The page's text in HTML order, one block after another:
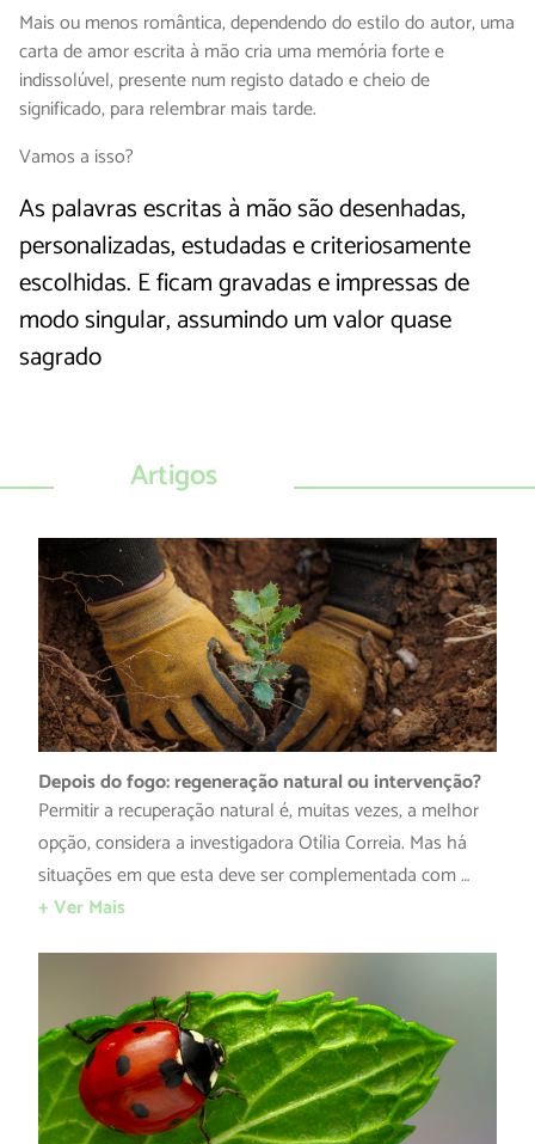
Mais ou menos romântica, dependendo do estilo do autor, uma
carta de amor escrita à mão cria uma memória forte e
indissolúvel, presente num registo datado e cheio de
significado, para relembrar mais tarde.
Vamos a isso?
As palavras escritas à mão são desenhadas,
personalizadas, estudadas e criteriosamente
escolhidas. E ficam gravadas e impressas de
modo singular, assumindo um valor quase
sagrado
Artigos
Depois do fogo: regeneração natural ou intervenção?
Permitir a recuperação natural é, muitas vezes, a melhor
opção, considera a investigadora Otília Correia. Mas há
situações em que esta deve ser complementada com …
+ Ver Mais